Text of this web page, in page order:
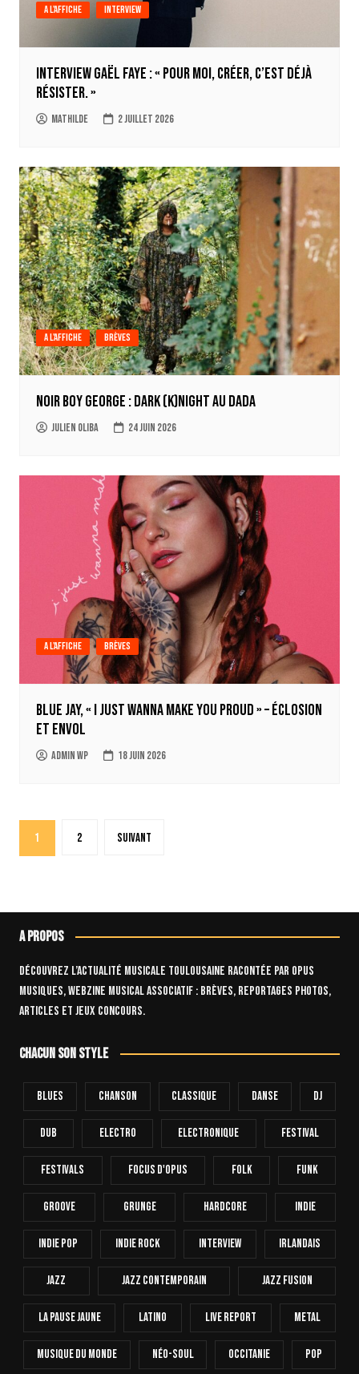
A l'affiche Interview
Interview Gaël Faye : « Pour moi, créer, c’est déjà
résister. »
Mathilde 2 juillet 2026
A l'affiche Brèves
Noir Boy George : Dark (k)Night au Dada
Julien Oliba 24 juin 2026
A l'affiche Brèves
Blue Jay, « I Just Wanna Make You Proud » – Éclosion
et envol
Admin WP 18 juin 2026
Pagination
des
1 2 Suivant
A propos
Découvrez l’actualité musicale toulousaine racontée par OPUS
Musiques, webzine musical associatif : brèves, reportages photos,
articles et jeux concours.
Chacun son style
Blues Chanson Classique Danse Dj
Dub Electro Electronique FESTIVAL
Festivals Focus D'Opus Folk Funk
Groove Grunge Hardcore INDIE
Indie Pop Indie Rock Interview Irlandais
Jazz Jazz Contemporain Jazz Fusion
La Pause Jaune Latino Live Report Metal
Musique Du Monde Néo-Soul Occitanie Pop